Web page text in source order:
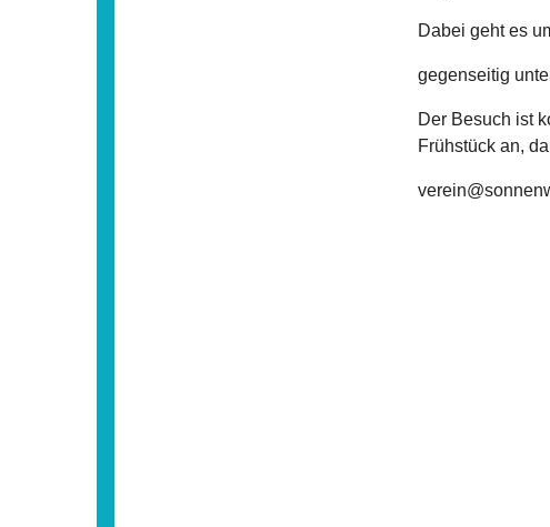
Dabei geht es
gegenseitig
Der Besuch ist
Frühstück an,